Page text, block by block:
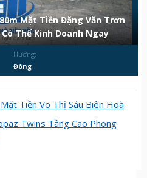
Mặt Tiền Đặng Văn Trơn
Thể Kinh Doanh Ngay
Hướng:
Đông
Tiền Võ Thị Sáu Biên Hoà
Twins Tầng Cao Phong